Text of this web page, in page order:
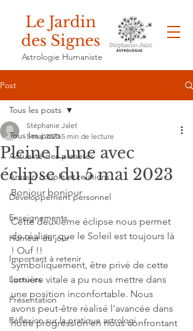
Le Jardin
des Signes
Astrologie Humaniste
Post
Tous les posts
Actualité des planètes
Amour, couple et relations
Développement personnel
Enseignements
Humeur du jour
Important à retenir
Lectures
Présentation
Réflexion sur la pratique astrologi
Tous les posts
Pleine Lune avec
éclipse du 5 mai 2023
Stéphanie Jalet
5 mai 2023 5 min de lecture
Bonjour bonjour
Cette deuxième éclipse nous permet
de réaliser que le Soleil est toujours là
! Ouf !!
Symboliquement, être privé de cette
lumière vitale a pu nous mettre dans
une position inconfortable. Nous
avons peut-être réalisé l'avancée dans
notre progression en nous confrontant